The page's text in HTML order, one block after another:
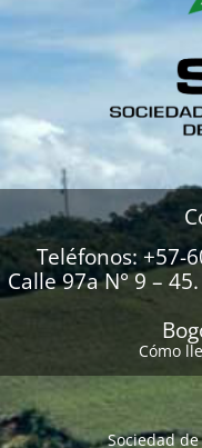
Teléfonos: +57-
Calle 97a N° 9 –
Cómo
Sociedad